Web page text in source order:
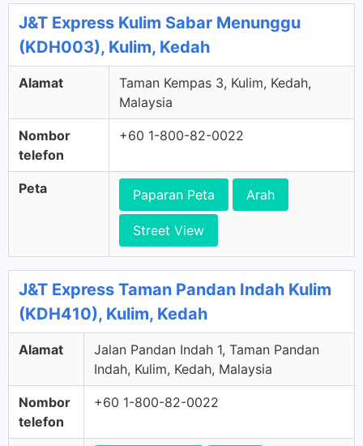
J&T Express Kulim Sabar Menunggu
(KDH003), Kulim, Kedah
Alamat
Taman Kempas 3, Kulim, Kedah,
Malaysia
Nombor
telefon
+60 1-800-82-0022
Peta Paparan Peta Arah
Street View
J&T Express Taman Pandan Indah Kulim
(KDH410), Kulim, Kedah
Alamat
Jalan Pandan Indah 1, Taman Pandan
Indah, Kulim, Kedah, Malaysia
Nombor
telefon
+60 1-800-82-0022